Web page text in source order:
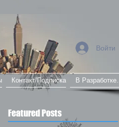
Контакт/Подписка В
Войти
Featured Posts